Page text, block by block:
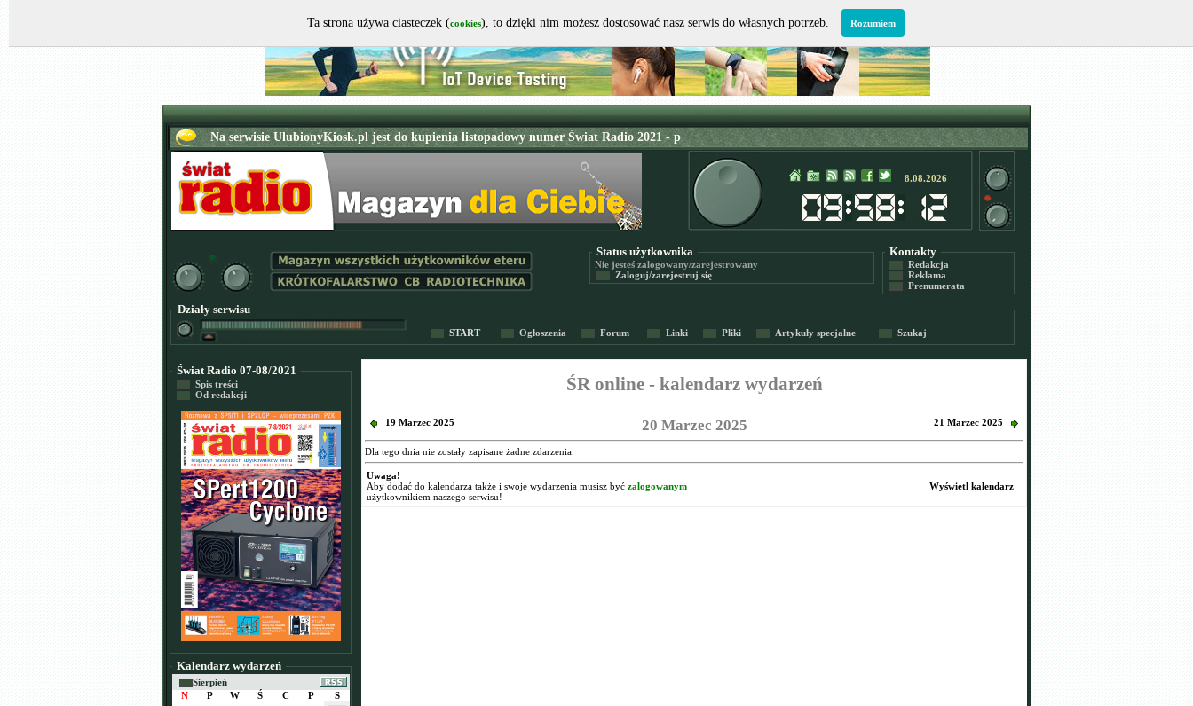
8.08.2026
Status użytkownika
Nie jesteś zalogowany/zarejestrowany
Zaloguj/zarejestruj się
Kontakty
Redakcja
Reklama
Prenumerata
Działy serwisu
START Ogłoszenia Forum Linki Pliki Artykuły specjalne Szukaj
Świat Radio 07-08/2021
Spis treści
Od redakcji
Kalendarz wydarzeń
Sierpień
N
P W Ś C P S
ŚR online - kalendarz wydarzeń
19 Marzec 2025 20 Marzec 2025 21 Marzec 2025
Dla tego dnia nie zostały zapisane żadne zdarzenia.
Uwaga!
Aby dodać do kalendarza także i swoje wydarzenia musisz być zalogowanym
użytkownikiem naszego serwisu!
Wyświetl kalendarz
Ta strona używa ciasteczek (cookies), to dzięki nim możesz dostosować nasz serwis do własnych potrzeb. Rozumiem